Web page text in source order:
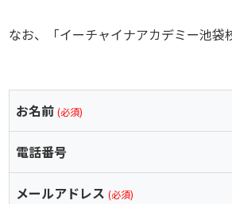
なお、「イーチャイナアカデミー池袋
お名前 (必須)
電話番号
メールアドレス (必須)